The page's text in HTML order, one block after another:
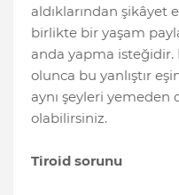
aldıklarından şikâyet
birlikte bir yaşam
anda yapma isteğidir.
olunca bu yanlıştır
aynı şeyleri
olabilirsiniz.
Tiroid sorunu